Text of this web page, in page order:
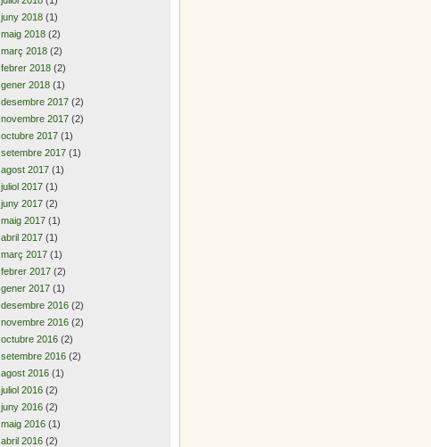
juny 2018 (1)
maig 2018 (2)
març 2018 (2)
febrer 2018 (2)
gener 2018 (1)
desembre 2017 (2)
novembre 2017 (2)
octubre 2017 (1)
setembre 2017 (1)
agost 2017 (1)
juliol 2017 (1)
juny 2017 (2)
maig 2017 (1)
abril 2017 (1)
març 2017 (1)
febrer 2017 (2)
gener 2017 (1)
desembre 2016 (2)
novembre 2016 (2)
octubre 2016 (2)
setembre 2016 (2)
agost 2016 (1)
juliol 2016 (2)
juny 2016 (2)
maig 2016 (1)
abril 2016 (2)